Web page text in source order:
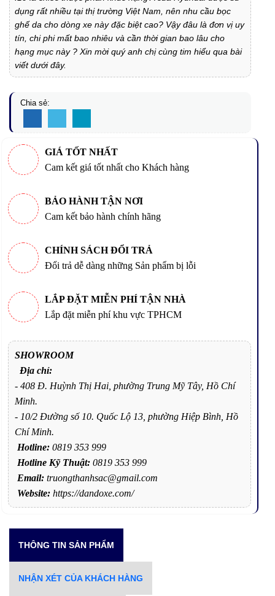
dụng rất nhiều tại thị trường Việt Nam, nên nhu cầu bọc
ghế da cho dòng xe này đặc biệt cao? Vậy đâu là đơn vị uy
tín, chi phi mất bao nhiêu và cần thời gian bao lâu cho
hạng mục này ? Xin mời quý anh chị cùng tim hiểu qua bài
viết dưới đây.
Chia sẻ:
GIÁ TỐT NHẤT
Cam kết giá tốt nhất cho Khách hàng
BẢO HÀNH TẬN NƠI
Cam kết bảo hành chính hãng
CHÍNH SÁCH ĐỔI TRẢ
Đổi trả dễ dàng những Sản phẩm bị lỗi
LẮP ĐẶT MIỄN PHÍ TẬN NHÀ
Lắp đặt miễn phí khu vực TPHCM
SHOWROOM
Địa chỉ:
- 408 Đ. Huỳnh Thị Hai, phường Trung Mỹ Tây, Hồ Chí
Minh.
- 10/2 Đường số 10. Quốc Lộ 13, phường Hiệp Bình, Hồ
Chí Minh.
Hotline: 0819 353 999
Hotline Kỹ Thuật: 0819 353 999
Email: truongthanhsac@gmail.com
Website: https://dandoxe.com/
THÔNG TIN SẢN PHẨM
NHẬN XÉT CỦA KHÁCH HÀNG